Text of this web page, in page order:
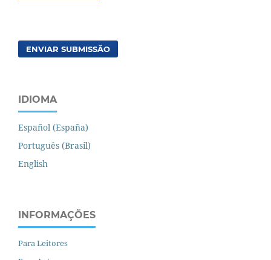
ENVIAR SUBMISSÃO
IDIOMA
Español (España)
Português (Brasil)
English
INFORMAÇÕES
Para Leitores